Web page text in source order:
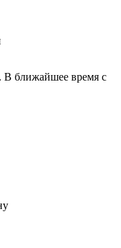
В ближайшее время с